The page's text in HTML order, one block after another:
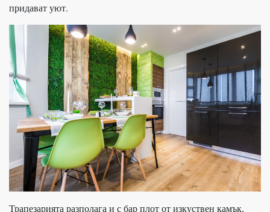
придават уют.
Трапезарията разполага и с бар плот от изкуствен камък,